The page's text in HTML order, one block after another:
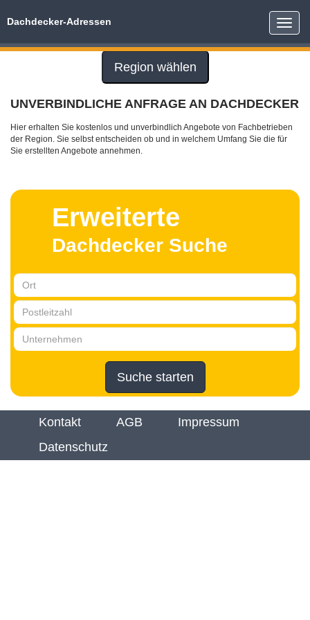
Toggle
Dachdecker-Adressen
Region wählen
UNVERBINDLICHE ANFRAGE AN DACHDECKER
Hier erhalten Sie kostenlos und unverbindlich Angebote von Fachbetrieben
der Region. Sie selbst entscheiden ob und in welchem Umfang Sie die für
Sie erstellten Angebote annehmen.
Erweiterte
Dachdecker Suche
Suche starten
Kontakt AGB
Impressum
Datenschutz